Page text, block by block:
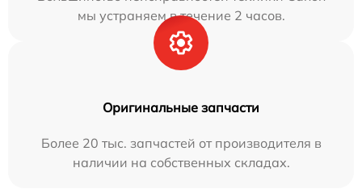
мы устраняем в течение 2 часов.
Оригинальные запчасти
Более 20 тыс. запчастей от производителя в
наличии на собственных складах.